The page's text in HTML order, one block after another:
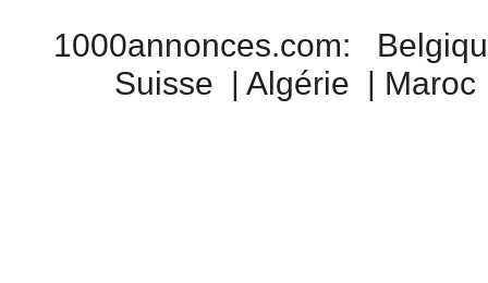
1000annonces.com:
Suisse | Algérie | Maroc